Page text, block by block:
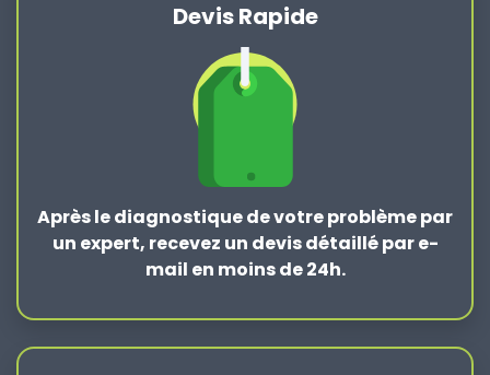
Devis Rapide
Après lediagnostique de votre problèmepar
un expert, recevez un devis détaillé par e-
mail en moins de 24h.